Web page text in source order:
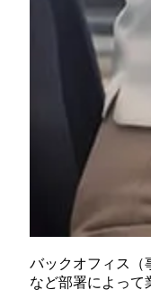
バックオフィス（
など部署によって